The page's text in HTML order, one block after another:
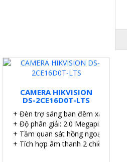
CAMERA HIKVISION
DS-2CE16D0T-LTS
+ Đèn trợ sáng ban đêm xa 20 mét
+ Độ phân giải: 2.0 Megapixel.
+ Tầm quan sát hồng ngoại: 25 mét.
+ Tích hợp âm thanh 2 chiều.